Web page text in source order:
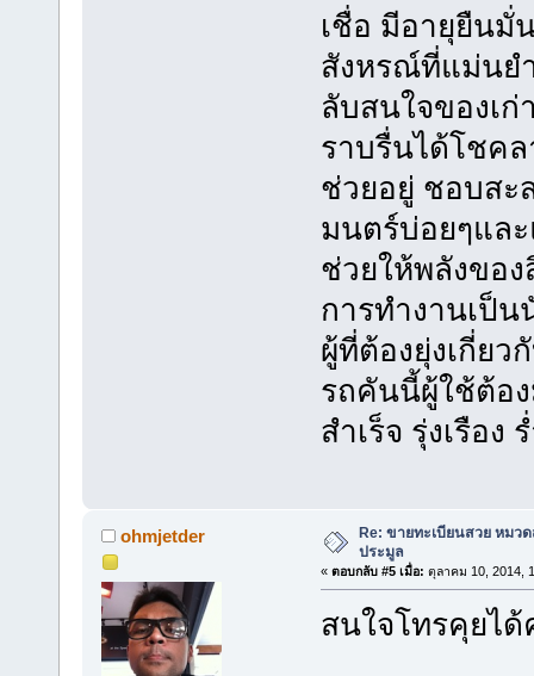
เชื่อ มีอายุยืนมั่
สังหรณ์ที่แม่นย
ลับสนใจของเก่
ราบรื่นได้โชค
ช่วยอยู่ ชอบสะ
มนตร์บ่อยๆแล
ช่วยให้พลังขอ
การทำงานเป็
ผู้ที่ต้องยุ่งเกี่ยว
รถคันนี้ผู้ใช้ต้อ
สำเร็จ รุ่งเรือง
ohmjetder
Re: ขายทะเบียนสวย หมว
ประมูล
« ตอบกลับ #5 เมื่อ: ตุลาคม 10, 2014,
สนใจโทรคุยได้